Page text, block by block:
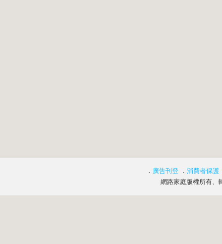
． 廣告刊登 ． 消費者保護
網路家庭版權所有、